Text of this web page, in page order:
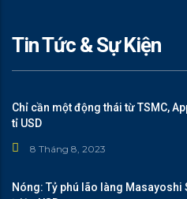
Tin Tức & Sự Kiện
Chỉ cần một động thái từ TSMC,
tỉ USD
8 Tháng 8, 2023
Nóng: Tỷ phú lão làng